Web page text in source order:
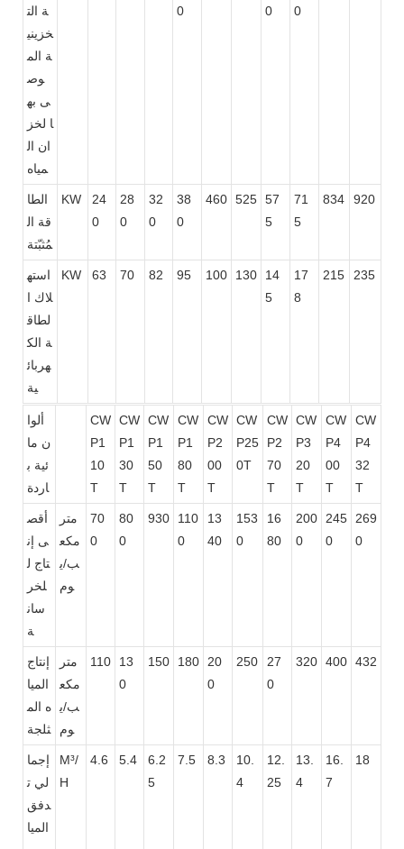
ة الت
خزيني
ة الم
وص
ى به
ا لخز
ان ال
مياه
0 0 0
الطا
قة ال
مُثبّتة
KW
24
0
28
0
32
0
38
0
460 525 57
5
71
5
834 920
استه
لاك ا
لطاق
ة الك
هربائ
ية
KW 63 70 82 95 100 130
14
5
17
8
215 235
ألوا
ن ما
ئية ب
اردة
CW
P1
10
T
CW
P1
30
T
CW
P1
50
T
CW
P1
80
T
CW
P2
00
T
CW
P25
0T
CW
P2
70
T
CW
P3
20
T
CW
P4
00
T
CW
P4
32
T
أقص
ى إن
تاج ل
لخر
سان
ة
متر
مكع
ب/ي
وم
70
0
80
0
930
110
0
13
40
153
0
16
80
200
0
245
0
269
0
إنتاج
الميا
ه الم
ثلجة
متر
مكع
ب/ي
وم
110
13
0
150 180
20
0
250
27
0
320 400 432
إجما
لي ت
دفق
الميا
M³/
H
4.6 5.4
6.2
5
7.5 8.3
10.
4
12.
25
13.
4
16.
7
18